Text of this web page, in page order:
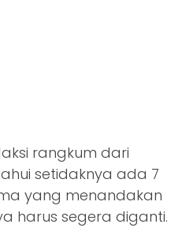
rangkum dari
setidaknya ada 7
yang menandakan
harus segera diganti.